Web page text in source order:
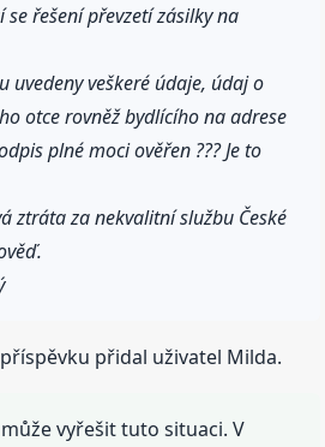
řešení převzetí zásilky na
uvedeny veškeré údaje, údaj o
otce rovněž bydlícího na adrese
plné moci ověřen ??? Je to
ztráta za nekvalitní službu České
přidal uživatel Milda.
vyřešit tuto situaci. V